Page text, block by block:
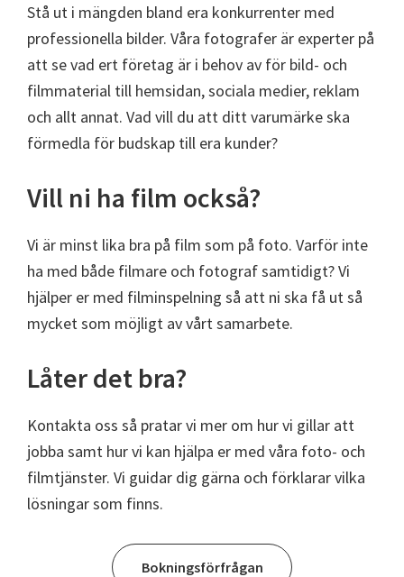
Stå ut i mängden bland era konkurrenter med
professionella bilder. Våra fotografer är experter på
att se vad ert företag är i behov av för bild- och
filmmaterial till hemsidan, sociala medier, reklam
och allt annat. Vad vill du att ditt varumärke ska
förmedla för budskap till era kunder?
Vill ni ha film också?
Vi är minst lika bra på film som på foto. Varför inte
ha med både filmare och fotograf samtidigt? Vi
hjälper er med filminspelning så att ni ska få ut så
mycket som möjligt av vårt samarbete.
Låter det bra?
Kontakta oss så pratar vi mer om hur vi gillar att
jobba samt hur vi kan hjälpa er med våra foto- och
filmtjänster. Vi guidar dig gärna och förklarar vilka
lösningar som finns.
Bokningsförfrågan